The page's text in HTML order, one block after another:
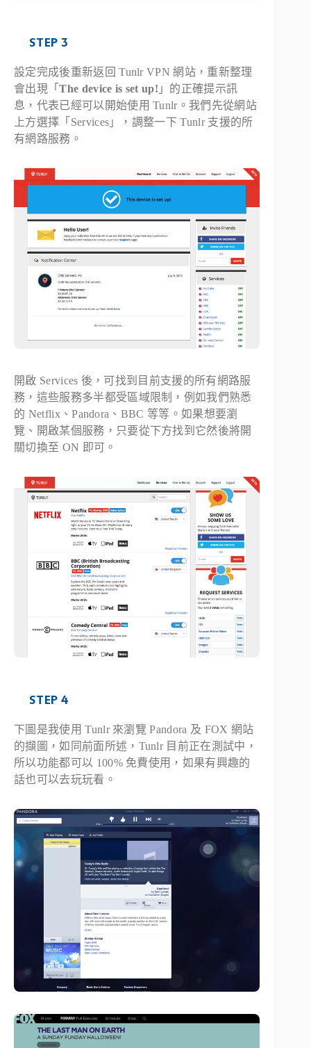
STEP 3
設定完成後重新返回 Tunlr VPN 網站，重新整理
會出現「The device is set up! 」的正確提示訊
息，代表已經可以開始使用 Tunlr。我們先從網站
上方選擇「 Services 」，調整一下 Tunlr 支援的所
有網路服務。
開啟 Services 後，可找到目前支援的所有網路服
務，這些服務多半都受區域限制，例如我們熟悉
的 Netflix、Pandora、BBC 等等。如果想要瀏
覽、開啟某個服務，只要從下方找到它然後將開
關切換至 ON 即可。
STEP 4
下圖是我使用 Tunlr 來瀏覽 Pandora 及 FOX 網站
的擷圖，如同前面所述，Tunlr 目前正在測試中，
所以功能都可以 100% 免費使用，如果有興趣的
話也可以去玩玩看。